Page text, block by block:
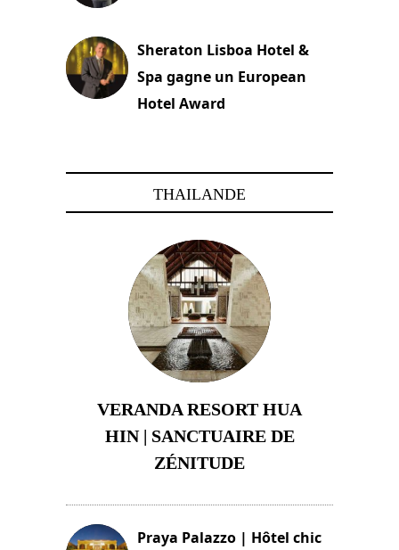
Sheraton Lisboa Hotel &
Spa gagne un European
Hotel Award
THAILANDE
VERANDA RESORT HUA
HIN | SANCTUAIRE DE
ZÉNITUDE
Praya Palazzo | Hôtel chic